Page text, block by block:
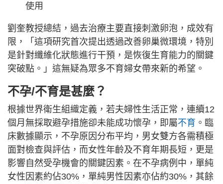
使用
劉奎教授總結，過去治療主要直接刺激卵泡，成效有
限，「這項研究首次提出透過改善卵巢微環境，特別
是針對纖維化狀態進行干預，是恢復生育能力的關鍵
突破點。」這無疑為眾多不育婦女帶來新的希望。
不孕/不育是甚麼？
根據世界衛生組織定義，若夫婦性生活正常，連續12
個月無採取避孕措施卻未能成功懷孕，即屬不育 。臨
床數據顯示，不孕原因分布平均，男女雙方各需積極
面對檢查與評估，而女性年齡及不育年期長短，更是
影響自然受孕機會的關鍵因素。在不孕病例中，單純
女性因素約佔30%，單純男性因素亦佔約30%，其餘